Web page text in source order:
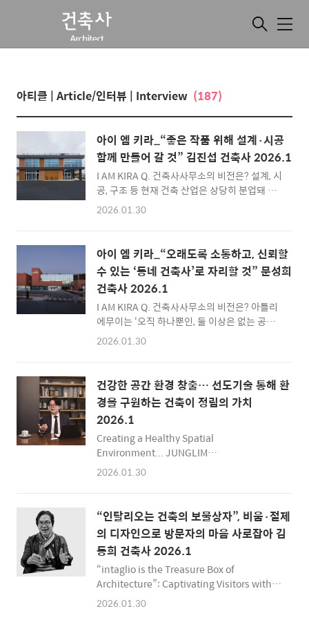
메
아티클 | Article/인터뷰 | Interview (187)
아이 엠 키라_“좋은 작품 위해 설계·시공
함께 만들어 갈 것” 김진섭 건축사 2026.1
I AM KIRA Q. 건축사사무소의 비전은? 설계, 시
공, 구조 등 현재 건축 산업은 상당히 분업돼 있
습니다. 그럼에도 건축사는 설계와 시공, 그리고
는 종합예술가입니다. 공간을 창조하는 예술적
경험과 지식뿐만 아니라, 공학적인 부분도 같이
영향력을 키워나가야 한다고 생각합니다. 지구
상에 지어지는 건축물은 중력의 법칙을 거스를
수 없습니다. 중력을 거스른 디자인이 무게를 지
탱하지 못한다면 붕괴되기 때문입니다. 우리가
짓는 건물은 안전해야 합니다. 건물의 안정성을
위해 우리는 구조에 대한 지식도 쌓아야 하며,
도 고려해야 합니다. 저는 설계, 시공, CM, 구조
등의 ..
2026.01.30
아이 엠 키라_“오래도록 소통하고, 신뢰할
수 있는 ‘동네 건축사’로 자리할 것” 문성희
건축사 2026.1
I AM KIRA Q. 건축사사무소의 비전은? 아틀리
에무이는 ‘오직 하나뿐인, 둘 이상은 없는 공
간’을 만드는 것을 목표로 하고 있습니다. 때문
는 데 집중하고 있습니다. 사람이 공간 안에서
경험하는 순간을 소중히 여기고, 설계 과정에서
도 그 경험을 어떻게 담아낼지 고민하는 것이 아
틀리에무이의 핵심 사명이기도 합니다. 이런 비
전을 바탕으로, 앞으로도 사람과 공간, 지역에
가치 있는 변화를 만들어가는 사무소로 성장하
고자 합니다. Q. 독자들과 공유하고 싶은 기억
에 남는 프로젝트가 있다면? 사무소 개설 후 처
화센터를 소개하고자 합니다. 오래전에 조성된
농공단지는 지원..
2026.01.30
건강한 공간 환경 창출… 선도기술 통해 환
경을 구원하는 건축이 정림의 가치
2026.1
Creating a Healthy Spatial
Environment... JUNGLIM
ARCHITECTURE’s Values: Architecture
정림건축 종합건축사사무소 이명진 첨단설계부
문 대표이사 지난 2025년 대한건축사협회가 창
립 60주년을 맞아 의미 있는 해를 보냈듯, 1967
년 창립한 (주)정림건축 종합건축사사무소(정
림건축)도 미래 비전을 제시하고 지속 성장과
도전 정신, 지역과의 상생 등에 집중한 한 해였
다. 정림건축 이명진 대표 건축사(대표이사)는
창립 59주년을 맞는 2026년은 “이제 기업의 역
2026.01.30
“인탈리오는 건축의 보물상자”, 비움·절제
의 디자인으로 방문자의 마음 사로잡아 김
동희 건축사 2026.1
“intaglio is the Treasure Box of
Architecture”: Captivating Visitors with
the Design of Exquisiteness, Emptiness,
2026.01.30